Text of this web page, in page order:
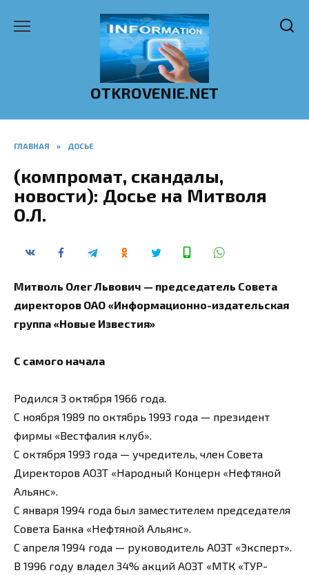
OTKROVENIE.NET
ГЛАВНАЯ » ДОСЬЕ
(компромат, скандалы,
новости): Досье на Митволя
О.Л.
Митволь Олег Львович — председатель Совета
директоров ОАО «Информационно-издательская
группа «Новые Известия»
С самого начала
Родился 3 октября 1966 года.
С ноября 1989 по октябрь 1993 года — президент
фирмы «Вестфалия клуб».
С октября 1993 года — учредитель, член Совета
Директоров АОЗТ «Народный Концерн «Нефтяной
Альянс».
С января 1994 года был заместителем председателя
Совета Банка «Нефтяной Альянс».
С апреля 1994 года — руководитель АОЗТ «Эксперт».
В 1996 году владел 34% акций АОЗТ «МТК «ТУР-